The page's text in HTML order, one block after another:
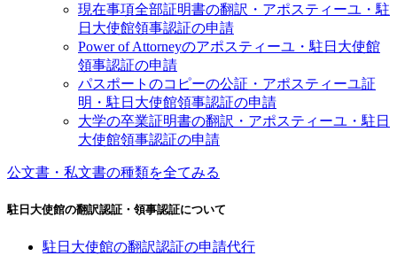
現在事項全部証明書の翻訳・アポスティーユ・駐
日大使館領事認証の申請
Power of Attorneyのアポスティーユ・駐日大使館
領事認証の申請
パスポートのコピーの公証・アポスティーユ証
明・駐日大使館領事認証の申請
大学の卒業証明書の翻訳・アポスティーユ・駐日
大使館領事認証の申請
公文書・私文書の種類を全てみる
駐日大使館の翻訳認証・領事認証について
駐日大使館の翻訳認証の申請代行